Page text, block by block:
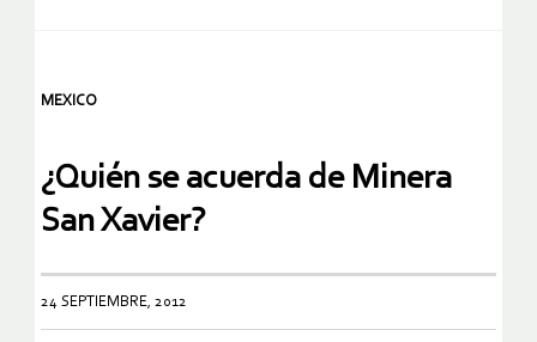
MEXICO
¿Quién se acuerda de Minera
San Xavier?
24 SEPTIEMBRE, 2012